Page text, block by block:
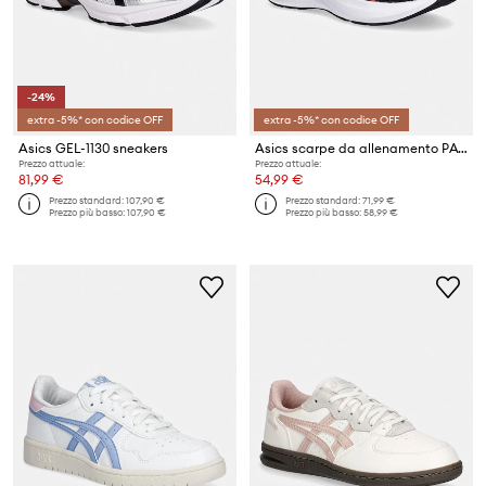
-24%
extra -5%* con codice OFF
Asics GEL-1130 sneakers
Prezzo attuale:
81,99 €
Prezzo standard:107,90 €
Prezzo più basso:107,90 €
extra -5%* con codice OFF
Asics scarpe da allenamento PATRIOT 14
Prezzo attuale:
54,99 €
Prezzo standard:71,99 €
Prezzo più basso:58,99 €